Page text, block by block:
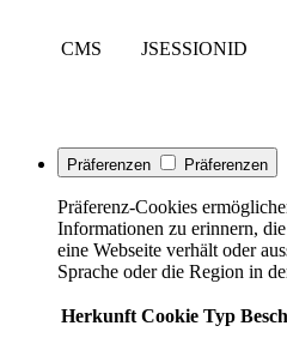
CMS JSESSIONID
Präferenzen Präferenzen
Präferenz-Cookies
Informationen zu erinnern,
eine Webseite verhält oder
Sprache oder die Region in
Herkunft Cookie Typ